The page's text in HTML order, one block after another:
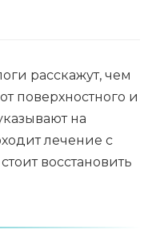
расскажут, чем
поверхностного и
на
лечение с
восстановить